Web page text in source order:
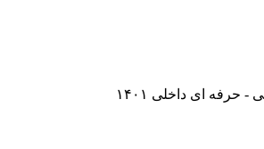
حرفه ای داخلی ۱۴۰۱